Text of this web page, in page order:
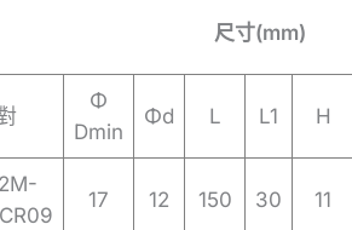
尺寸(mm)
Φ
Dmin
Φd L L1 H
17 12 150 30 11